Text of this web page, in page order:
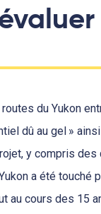
du Yukon
dû au gel »
y compris
a été touché
au cours des 15